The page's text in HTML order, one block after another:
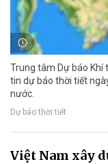
Trung tâm Dự báo Khí
tin dự báo thời tiết
nước.
Dự báo thời tiết
Việt Nam xây